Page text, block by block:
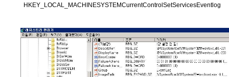
HKEY_LOCAL_MACHINESYSTEMCurrentControlSetServicesEventlog